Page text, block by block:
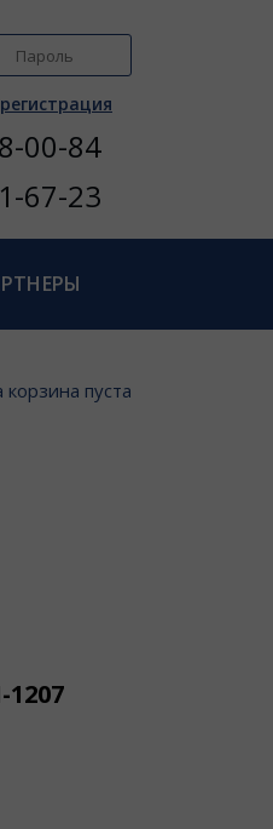
регистрация
00-84
67-23
пуста